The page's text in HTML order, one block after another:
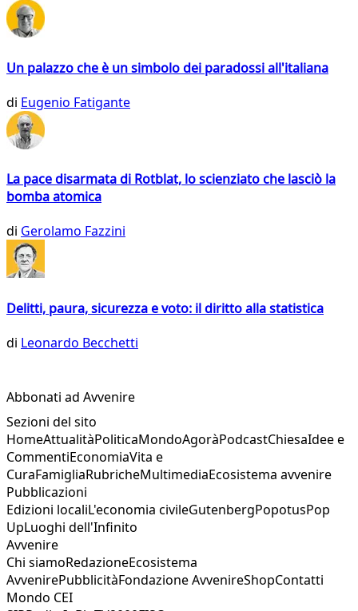
Un palazzo che è un simbolo dei paradossi all'italiana
di Eugenio Fatigante
La pace disarmata di Rotblat, lo scienziato che lasciò la
bomba atomica
di Gerolamo Fazzini
Delitti, paura, sicurezza e voto: il diritto alla statistica
di Leonardo Becchetti
Abbonati ad Avvenire
Sezioni del sito
HomeAttualitàPoliticaMondoAgoràPodcastChiesaIdee e
CommentiEconomiaVita e
CuraFamigliaRubricheMultimediaEcosistema avvenire
Pubblicazioni
Edizioni localiL'economia civileGutenbergPopotusPop
UpLuoghi dell'Infinito
Avvenire
Chi siamoRedazioneEcosistema
AvvenirePubblicitàFondazione AvvenireShopContatti
Mondo CEI